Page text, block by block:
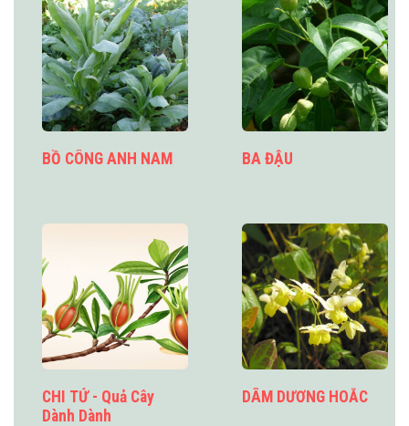
BỒ CÔNG ANH NAM BA ĐẬU
CHI TỬ - Quả Cây
Dành Dành
DÂM DƯƠNG HOẮC